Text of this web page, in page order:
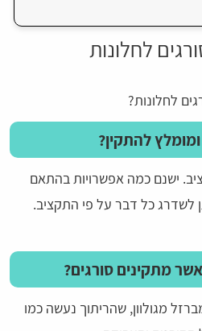
לחלונות
לחלונות?
להתקין?
ישנם כמה אפשרויות בהתאם
לשדרג כל דבר על פי התקציב.
מתקינים סורגים?
מגולוון, שהריתוך נעשה כמו